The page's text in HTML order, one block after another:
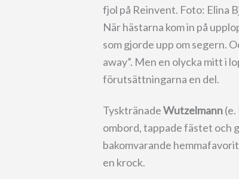
fjol på Reinvent. Foto: Elina
När hästarna kom in på
som gjorde upp om segern.
away”. Men en olycka mitt i
förutsättningarna en del.
TysktränadeWutzelmann
ombord, tappade fästet och
bakomvarande
en krock.